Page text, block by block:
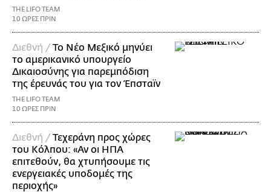
THE LIFO TEAM
10 ΩΡΕΣ ΠΡΙΝ
Διεθνή /Το Νέο Μεξικό μηνύει
το αμερικανικό υπουργείο
Δικαιοσύνης για παρεμπόδιση
της έρευνάς του για τον Έπσταϊν
THE LIFO TEAM
10 ΩΡΕΣ ΠΡΙΝ
Διεθνή /Τεχεράνη προς χώρες
του Κόλπου: «Αν οι ΗΠΑ
επιτεθούν, θα χτυπήσουμε τις
ενεργειακές υποδομές της
περιοχής»